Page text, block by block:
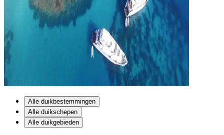
Alle duikbestemmingen
Alle duikschepen
Alle duikgebieden